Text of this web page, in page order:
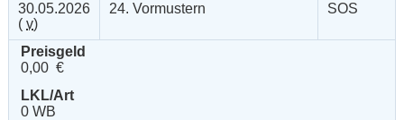
30.05.2026
( v)
24. Vormustern SOS
Preisgeld
0,00 €
LKL/Art
0 WB